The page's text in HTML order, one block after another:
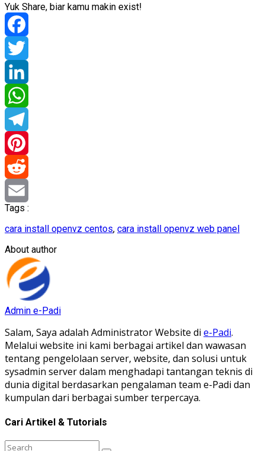
Yuk Share, biar kamu makin exist!
Facebook
Twitter
LinkedIn
WhatsApp
Telegram
Pinterest
Reddit
Email
Tags :
cara install openvz centos, cara install openvz web panel
About author
Admin e-Padi
Salam, Saya adalah Administrator Website di e-Padi.
Melalui website ini kami berbagai artikel dan wawasan
tentang pengelolaan server, website, dan solusi untuk
sysadmin server dalam menghadapi tantangan teknis di
dunia digital berdasarkan pengalaman team e-Padi dan
kumpulan dari berbagai sumber terpercaya.
Cari Artikel & Tutorials